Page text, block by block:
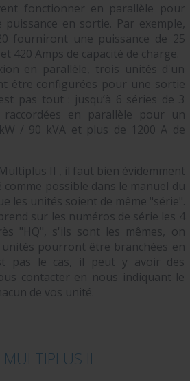
fonctionner en parallèle pour
en sortie. Par exemple,
fourniront une puissance de 25
420 Amps de capacité de charge.
en parallèle, trois unités d'un
être configurées pour une sortie
pas tout : jusqu’à 6 séries de 3
en parallèle pour un
/ 90 kVA et plus de 1200 A de
II , il faut bien évidemment
possible dans le manuel du
les unités soient de même "série".
sur les numéros de série les 4
"HQ", s'ils sont les mêmes, on
pourront être branchées en
pas le cas, il peut y avoir des
contacter en nous indiquant le
de vos unité.
II